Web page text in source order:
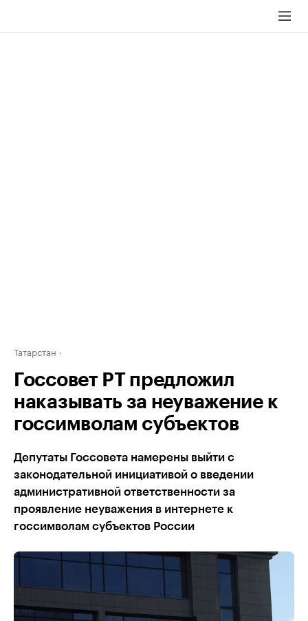
Татарстан
Госсовет РТ предложил
наказывать за неуважение к
госсимволам субъектов
Депутаты Госсовета намерены выйти с
законодательной инициативой о введении
административной ответственности за
проявление неуважения в интернете к
госсимволам субъектов России